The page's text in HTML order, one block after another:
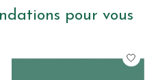
pour vous